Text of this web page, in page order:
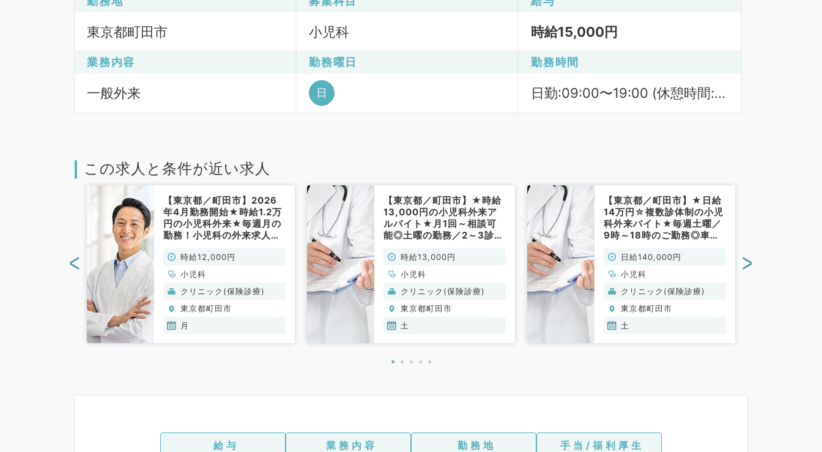
東京都町田市 小児科 時給15,000円
業務内容
一般外来
勤務曜日
日
勤務時間
日勤:09:00〜19:00 (休憩時間:
この求人と条件が近い求人
【東京都／町田市】2026
年4月勤務開始★時給1.2万
円の小児科外来★毎週月の
勤務！小児科の外来求人で
クです～（小児科／非常
勤）
時給12,000円
小児科
クリニック(保険診療)
東京都町田市
月
【東京都／町田市】★時給
13,000円の小児科外来ア
ルバイト★月1回～相談可
能◎土曜の勤務／2～3診体
クセス抜群～駅直結のクリ
ニックです～（小児科／非
常勤）
時給13,000円
小児科
クリニック(保険診療)
東京都町田市
土
【東京都／町田市】★日給
14万円☆複数診体制の小児
科外来バイト★毎週土曜／
9時～18時のご勤務◎車通
ックです（小児科／非常
勤）
日給140,000円
小児科
クリニック(保険診療)
東京都町田市
土
< >
給与 業務内容 勤務地 手当/福利厚生